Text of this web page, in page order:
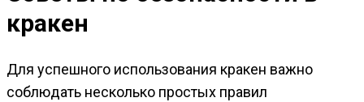
кракен
Для успешного использования кракен важно
соблюдать несколько простых правил